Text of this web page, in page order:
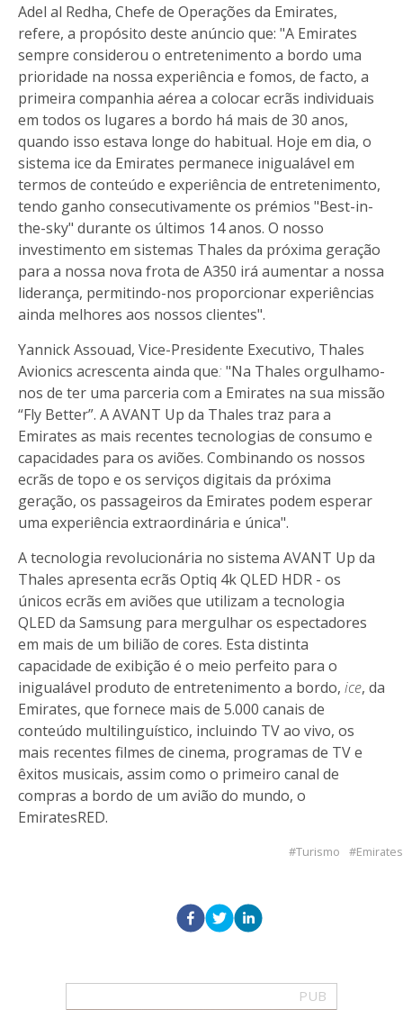
Adel al Redha, Chefe de Operações da Emirates,
refere, a propósito deste anúncio que: "A Emirates
sempre considerou o entretenimento a bordo uma
prioridade na nossa experiência e fomos, de facto, a
primeira companhia aérea a colocar ecrãs individuais
em todos os lugares a bordo há mais de 30 anos,
quando isso estava longe do habitual. Hoje em dia, o
sistema ice da Emirates permanece inigualável em
termos de conteúdo e experiência de entretenimento,
tendo ganho consecutivamente os prémios "Best-in-
the-sky" durante os últimos 14 anos. O nosso
investimento em sistemas Thales da próxima geração
para a nossa nova frota de A350 irá aumentar a nossa
liderança, permitindo-nos proporcionar experiências
ainda melhores aos nossos clientes".
Yannick Assouad, Vice-Presidente Executivo, Thales
Avionics acrescenta ainda que: "Na Thales orgulhamo-
nos de ter uma parceria com a Emirates na sua missão
“Fly Better”. A AVANT Up da Thales traz para a
Emirates as mais recentes tecnologias de consumo e
capacidades para os aviões. Combinando os nossos
ecrãs de topo e os serviços digitais da próxima
geração, os passageiros da Emirates podem esperar
uma experiência extraordinária e única".
A tecnologia revolucionária no sistema AVANT Up da
Thales apresenta ecrãs Optiq 4k QLED HDR - os
únicos ecrãs em aviões que utilizam a tecnologia
QLED da Samsung para mergulhar os espectadores
em mais de um bilião de cores. Esta distinta
capacidade de exibição é o meio perfeito para o
inigualável produto de entretenimento a bordo, ice, da
Emirates, que fornece mais de 5.000 canais de
conteúdo multilinguístico, incluindo TV ao vivo, os
mais recentes filmes de cinema, programas de TV e
êxitos musicais, assim como o primeiro canal de
compras a bordo de um avião do mundo, o
EmiratesRED.
Turismo Emirates
PUB